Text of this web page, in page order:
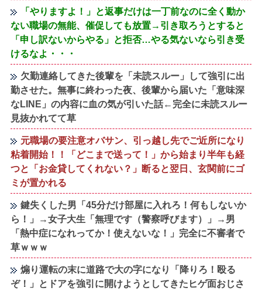
「やりますよ！」と返事だけは一丁前なのに全く動か
ない職場の無能、催促しても放置→引き取ろうとすると
「申し訳ないからやる」と拒否…やる気ないなら引き受
けるなよ・・・
欠勤連絡してきた後輩を「未読スルー」して強引に出
勤させた。無事に終わった夜、後輩から届いた「意味深
なLINE」の内容に血の気が引いた話←完全に未読スルー
見抜かれてて草
元職場の要注意オバサン、引っ越し先でご近所になり
粘着開始！！「どこまで送って！」から始まり半年も経
つと「お金貸してくれない？」断ると翌日、玄関前にゴ
ミが置かれる
鍵失くした男「45分だけ部屋に入れろ！何もしないか
ら！」→女子大生「無理です（警察呼びます）」→男
「熱中症になれってか！使えないな！」完全に不審者で
草ｗｗｗ
煽り運転の末に道路で大の字になり「降りろ！殴る
ぞ！」とドアを強引に開けようとしてきたヒゲ面おじさ